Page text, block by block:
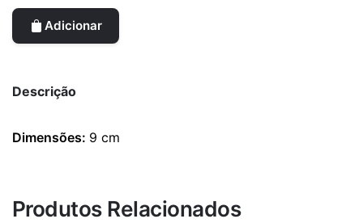
Adicionar
Descrição
Dimensões: 9 cm
Produtos Relacionados